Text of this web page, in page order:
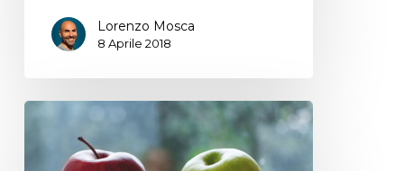
Lorenzo Mosca
8 Aprile 2018